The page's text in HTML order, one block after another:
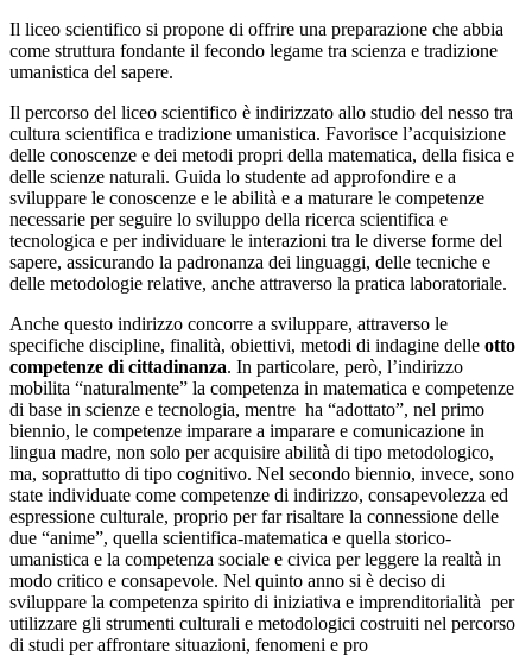
Il liceo scientifico si propone di offrire una preparazione che abbia
come struttura fondante il fecondo legame tra scienza e tradizione
umanistica del sapere.
Il percorso del liceo scientifico è indirizzato allo studio del nesso tra
cultura scientifica e tradizione umanistica. Favorisce l’acquisizione
delle conoscenze e dei metodi propri della matematica, della fisica e
delle scienze naturali. Guida lo studente ad approfondire e a
sviluppare le conoscenze e le abilità e a maturare le competenze
necessarie per seguire lo sviluppo della ricerca scientifica e
tecnologica e per individuare le interazioni tra le diverse forme del
sapere, assicurando la padronanza dei linguaggi, delle tecniche e
delle metodologie relative, anche attraverso la pratica laboratoriale.
Anche questo indirizzo concorre a sviluppare, attraverso le
specifiche discipline, finalità, obiettivi, metodi di indagine delle otto
competenze di cittadinanza. In particolare, però, l’indirizzo
mobilita “naturalmente” la competenza in matematica e competenze
di base in scienze e tecnologia, mentre ha “adottato”, nel primo
biennio, le competenze imparare a imparare e comunicazione in
lingua madre, non solo per acquisire abilità di tipo metodologico,
ma, soprattutto di tipo cognitivo. Nel secondo biennio, invece, sono
state individuate come competenze di indirizzo, consapevolezza ed
espressione culturale, proprio per far risaltare la connessione delle
due “anime”, quella scientifica-matematica e quella storico-
umanistica e la competenza sociale e civica per leggere la realtà in
modo critico e consapevole. Nel quinto anno si è deciso di
sviluppare la competenza spirito di iniziativa e imprenditorialità per
utilizzare gli strumenti culturali e metodologici costruiti nel percorso
di studi per affrontare situazioni, fenomeni e pro